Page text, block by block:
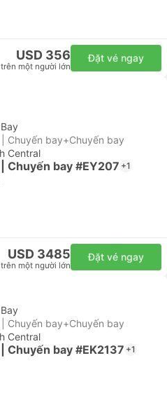
USD 356
một người lớn
Đặt vé ngay
Chuyến bay+Chuyến bay
Central
Chuyến bay #EY207 +1
USD 3485
một người lớn
Đặt vé ngay
Chuyến bay+Chuyến bay
Central
Chuyến bay #EK2137 +1